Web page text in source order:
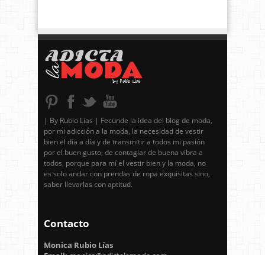
| By Rubio Lías | Fecunde la idea del blog de moda,
por mi adicción a la moda, la necesidad de vestir
bien el día a día y de transmitir a todos mi pasión
por el buen gusto, de contagiar de buena vibra a
todos, porque para mí el vestir bien y la moda, no
es solo andar con prendas de ropa exquisitas sino,
saber llevarlas con aptitud.
Contacto
Monica Rubio Lías